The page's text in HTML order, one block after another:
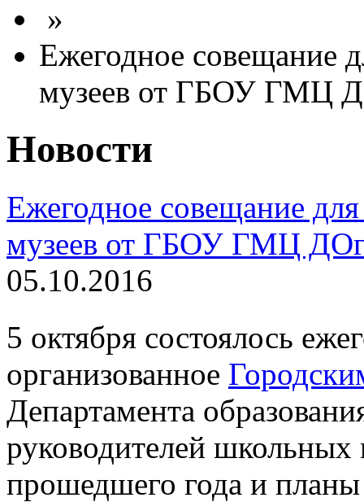
»
Ежегодное совещание
музеев от ГБОУ ГМЦ
Новости
Ежегодное совещание
музеев от ГБОУ ГМЦ
05.10.2016
5 октября состоялось
организованное
Департамента
руководителей
прошедшего года и